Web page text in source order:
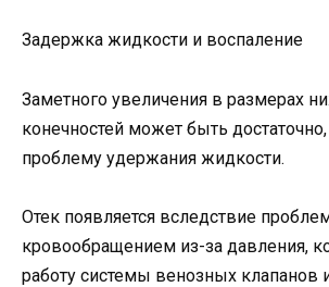
Задержка жидкости и воспаление
Заметного увеличения в размерах
конечностей может быть
проблему удержания жидкости.
Отек появляется вследствие
кровообращением из-за давления,
работу системы венозных клапанов